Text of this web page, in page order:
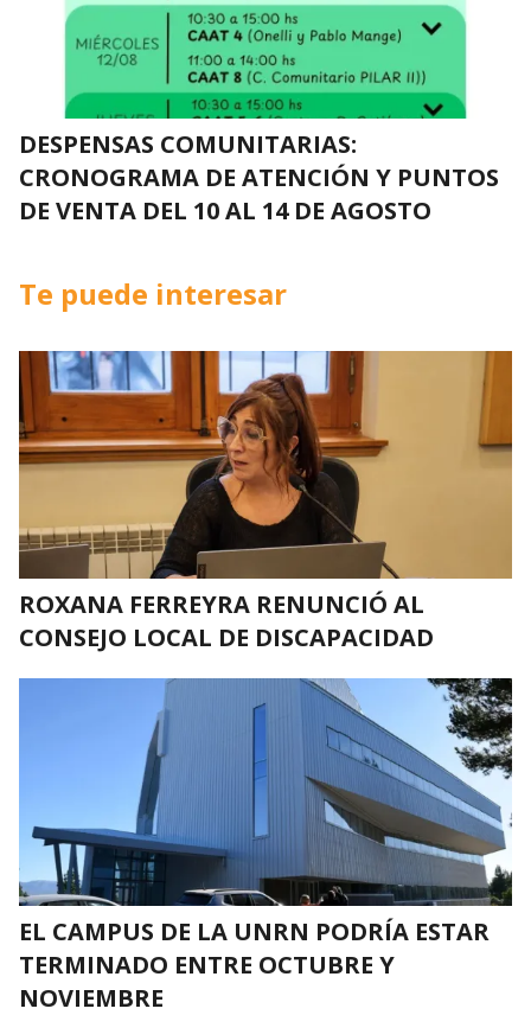
DESPENSAS COMUNITARIAS:
CRONOGRAMA DE ATENCIÓN Y PUNTOS
DE VENTA DEL 10 AL 14 DE AGOSTO
Te puede interesar
ROXANA FERREYRA RENUNCIÓ AL
CONSEJO LOCAL DE DISCAPACIDAD
EL CAMPUS DE LA UNRN PODRÍA ESTAR
TERMINADO ENTRE OCTUBRE Y
NOVIEMBRE